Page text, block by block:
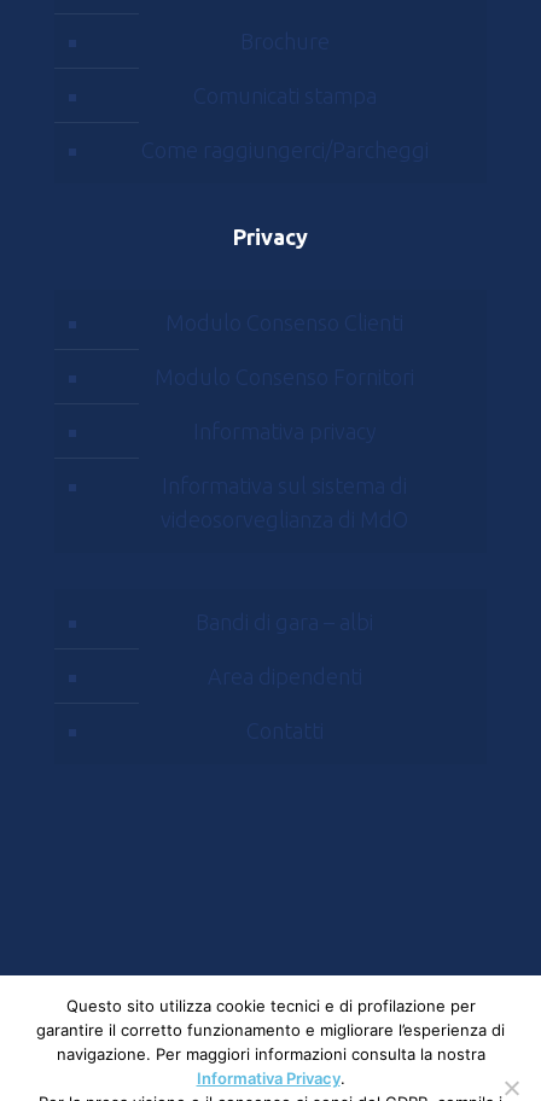
Brochure
Comunicati stampa
Come raggiungerci/Parcheggi
Privacy
Modulo Consenso Clienti
Modulo Consenso Fornitori
Informativa privacy
Informativa sul sistema di
videosorveglianza di MdO
Bandi di gara – albi
Area dipendenti
Contatti
© 2023 Mostra D'Oltremare - Via J.F. Kennedy, 54
- 80125, Napoli | All rights reserved Partita Iva e
CF: 00284210630 |Privacy
Questo sito utilizza cookie tecnici e di profilazione per
garantire il corretto funzionamento e migliorare l’esperienza di
navigazione. Per maggiori informazioni consulta la nostra
Informativa Privacy.